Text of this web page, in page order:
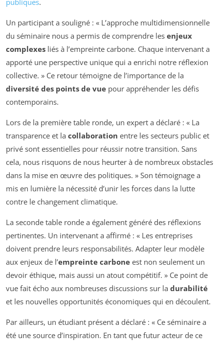
publiques.
Un participant a souligné : « L’approche multidimensionnelle
du séminaire nous a permis de comprendre les enjeux
complexes liés à l’empreinte carbone. Chaque intervenant a
apporté une perspective unique qui a enrichi notre réflexion
collective. » Ce retour témoigne de l’importance de la
diversité des points de vue pour appréhender les défis
contemporains.
Lors de la première table ronde, un expert a déclaré : « La
transparence et la collaboration entre les secteurs public et
privé sont essentielles pour réussir notre transition. Sans
cela, nous risquons de nous heurter à de nombreux obstacles
dans la mise en œuvre des politiques. » Son témoignage a
mis en lumière la nécessité d’unir les forces dans la lutte
contre le changement climatique.
La seconde table ronde a également généré des réflexions
pertinentes. Un intervenant a affirmé : « Les entreprises
doivent prendre leurs responsabilités. Adapter leur modèle
aux enjeux de l’empreinte carbone est non seulement un
devoir éthique, mais aussi un atout compétitif. » Ce point de
vue fait écho aux nombreuses discussions sur la durabilité
et les nouvelles opportunités économiques qui en découlent.
Par ailleurs, un étudiant présent a déclaré : « Ce séminaire a
été une source d’inspiration. En tant que futur acteur de ce